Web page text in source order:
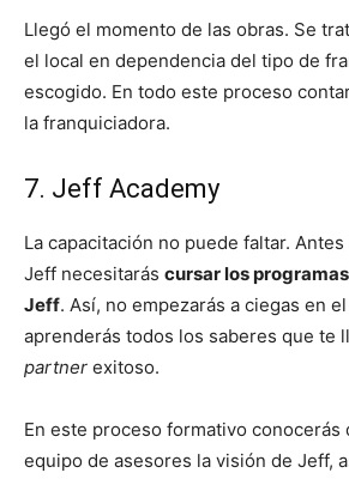
Llegó el momento de las obras. Se
el local en dependencia del tipo de
escogido. En todo este proceso
la franquiciadora.
7. Jeff Academy
La capacitación no puede faltar.
Jeff necesitarás cursar los
Jeff. Así, no empezarás a ciegas en
aprenderás todos los saberes que te
partner exitoso.
En este proceso formativo conocerás
equipo de asesores la visión de Jeff,